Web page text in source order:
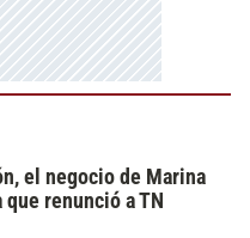
el negocio de Marina
renunció a TN